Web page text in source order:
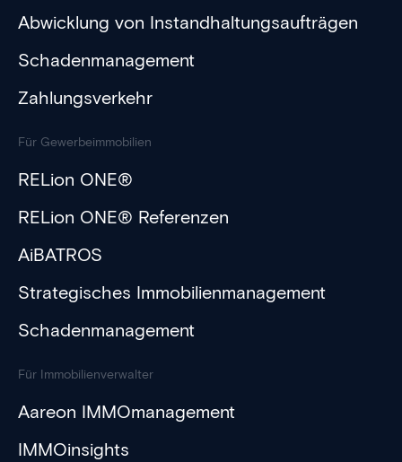
Abwicklung von Instandhaltungsaufträgen
Schadenmanagement
Zahlungsverkehr
Für Gewerbeimmobilien
RELion ONE®
RELion ONE® Referenzen
AiBATROS
Strategisches Immobilienmanagement
Schadenmanagement
Für Immobilienverwalter
Aareon IMMOmanagement
IMMOinsights